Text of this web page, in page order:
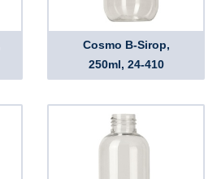
Cosmo B-Sirop,
250ml, 24-410